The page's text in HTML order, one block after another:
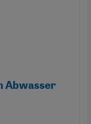
Abwasser